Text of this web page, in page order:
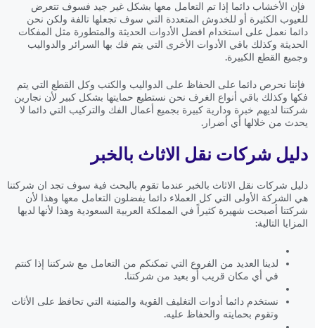
فإن الأخشاب دائما إذا تم التعامل معها بشكل غير جيد فسوف تتعرض
للعيوب الكثيرة أو للخدوش المتعددة التي سوف تجعلها تالفة ولكن نحن
دائما نعمل على استخدام افضل الأدوات الحديثة والمتطورة مثل المفكات
الحديثة وكذلك باقي الأدوات الأخرى التي يتم فك بها السرائر والدواليب
وجميع القطع الكبيرة.
فإننا نحرص دائما على الحفاظ على الدواليب والكنب وكل القطع التي يتم
فكها وكذلك باقي أنواع الغرف نحن نستطيع حمايتها بشكل كبير لأن نجارين
شركتنا لديهم خبرة ودارية كبيرة بجميع أعمال الفك والتركيب التي دائما لا
يحدث من خلالها أي أضرار.
دليل شركات نقل الاثاث بالخبر
دليل شركات نقل الاثاث بالخبر عندما تقوم بالبحث فية سوف تجد ان شركتنا
هي الشركة الأولى التي كل العملاء دائما يفضلون التعامل معها وهذا لأن
شركتنا أصبحت شهيرة كثيراً في المملكة العربية السعودية وهذا لأنها لديها
المزايا التالية:
لدينا العديد من الفروع التي تمكنكم من التعامل مع شركتنا إذا كنتم
في أي مكان قريب أو بعيد من شركتنا.
نستخدم دائما أدوات التغليف القوية والمتينة التي تحافظ على الأثاث
وتقوم بحمايته والحفاظ عليه.